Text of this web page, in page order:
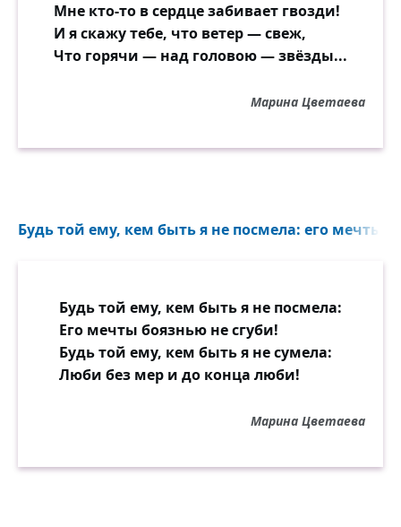
Мне кто-то в сердце забивает гвозди!
И я скажу тебе, что ветер — свеж,
Что горячи — над головою — звёзды...
Марина Цветаева
Будь той ему, кем быть я не посмела: его мечты
Будь той ему, кем быть я не посмела:
Его мечты боязнью не сгуби!
Будь той ему, кем быть я не сумела:
Люби без мер и до конца люби!
Марина Цветаева